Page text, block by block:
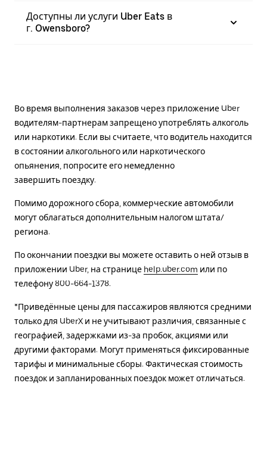
Доступны ли услуги Uber Eats в
г. Owensboro?
Во время выполнения заказов через приложение Uber
водителям-партнерам запрещено употреблять алкоголь
или наркотики. Если вы считаете, что водитель находится
в состоянии алкогольного или наркотического
опьянения, попросите его немедленно
завершить поездку.
Помимо дорожного сбора, коммерческие автомобили
могут облагаться дополнительным налогом штата/
региона.
По окончании поездки вы можете оставить о ней отзыв в
приложении Uber, на странице help.uber.com или по
телефону 800-664-1378.
*Приведённые цены для пассажиров являются средними
только для UberX и не учитывают различия, связанные с
географией, задержками из-за пробок, акциями или
другими факторами. Могут применяться фиксированные
тарифы и минимальные сборы. Фактическая стоимость
поездок и запланированных поездок может отличаться.